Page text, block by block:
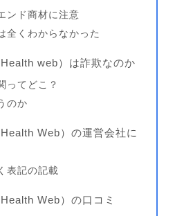
ンド商材に注意
全くわからなかった
web）は詐欺なのか
ってどこ？
のか
Web）の運営会社に
表記の記載
Web）の口コミ